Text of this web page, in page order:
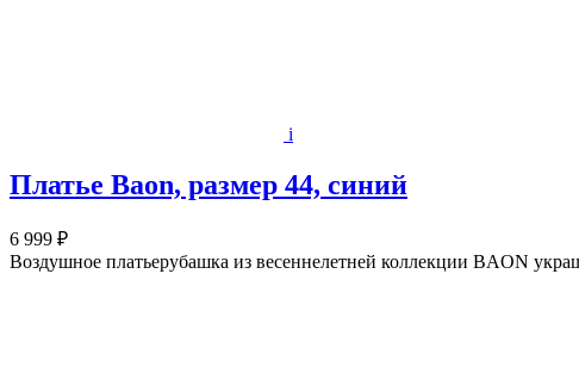
i
Платье Baon, размер 44, синий
6 999 ₽
Воздушное платьерубашка из весеннелетней коллекции BAON